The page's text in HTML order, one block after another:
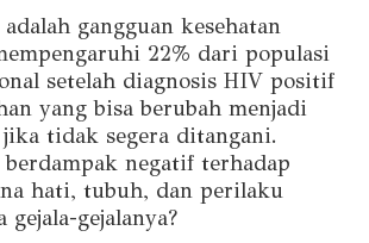
gangguan kesehatan
22% dari populasi
setelah diagnosis HIV positif
yang bisa berubah menjadi
tidak segera ditangani.
negatif terhadap
hati, tubuh, dan perilaku
gejala-gejalanya?